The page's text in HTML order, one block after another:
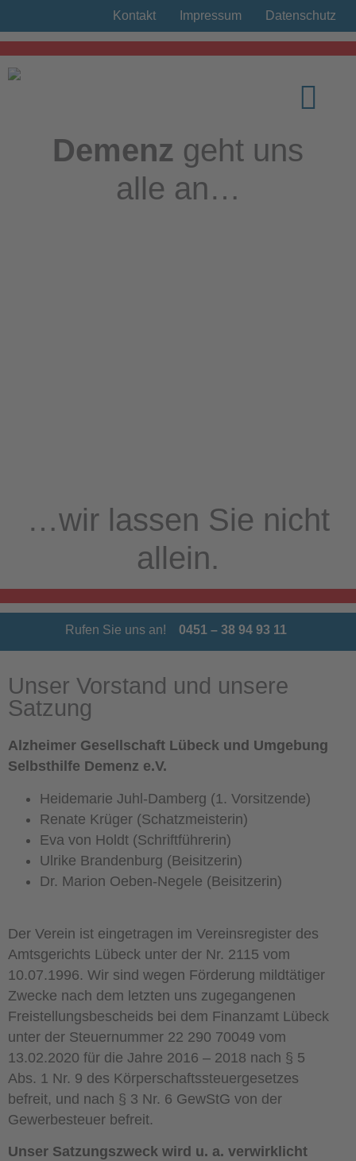
Kontakt Impressum Datenschutz
Demenz geht uns
alle an…
…wir lassen Sie nicht
allein.
Rufen Sie uns an! 0451 – 38 94 93 11
Unser Vorstand und unsere
Satzung
Alzheimer Gesellschaft Lübeck und Umgebung
Selbsthilfe Demenz e.V.
Heidemarie Juhl-Damberg (1. Vorsitzende)
Renate Krüger (Schatzmeisterin)
Eva von Holdt (Schriftführerin)
Ulrike Brandenburg (Beisitzerin)
Dr. Marion Oeben-Negele (Beisitzerin)
Der Verein ist eingetragen im Vereinsregister des
Amtsgerichts Lübeck unter der Nr. 2115 vom
10.07.1996. Wir sind wegen Förderung mildtätiger
Zwecke nach dem letzten uns zugegangenen
Freistellungsbescheids bei dem Finanzamt Lübeck
unter der Steuernummer 22 290 70049 vom
13.02.2020 für die Jahre 2016 – 2018 nach § 5
Abs. 1 Nr. 9 des Körperschaftssteuergesetzes
befreit, und nach § 3 Nr. 6 GewStG von der
Gewerbesteuer befreit.
Unser Satzungszweck wird u. a. verwirklicht